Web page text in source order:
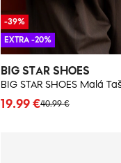
BIG STAR SHOES
40.99 €
19.99 €
-39%
EXTRA -20%